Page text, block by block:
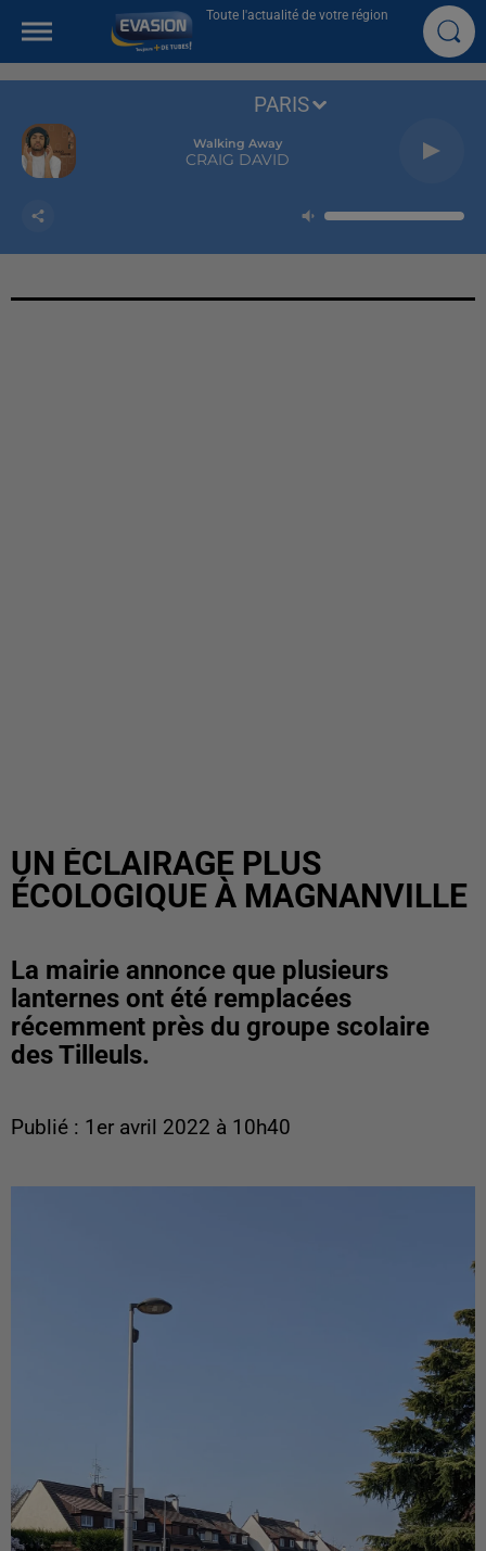
Toute l'actualité de votre région
Walking Away
CRAIG DAVID
PARIS
UN ÉCLAIRAGE PLUS
ÉCOLOGIQUE À MAGNANVILLE
La mairie annonce que plusieurs
lanternes ont été remplacées
récemment près du groupe scolaire
des Tilleuls.
Publié : 1er avril 2022 à 10h40